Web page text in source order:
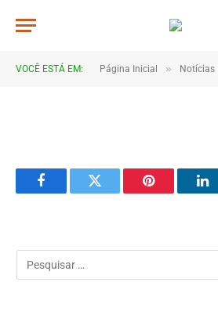
VOCÊ ESTÁ EM: Página Inicial » Notícias
DSC_6604
FacebookTwitter Pinterest